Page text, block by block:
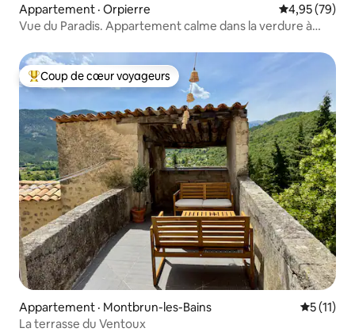
Appartement · Orpierre Note
4,95 (79)
Vue du Paradis. Appartement calme dans la verdure à
Coup de cœur voyageurs parmi les plus aimés
Coup de cœur voyageurs
Appartement · Montbrun-les-Bains Note
5 (11)
La terrasse du Ventoux